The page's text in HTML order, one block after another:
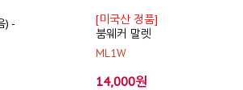
) -
[미국산 정품]
붐웨커 말렛
ML1W
14,000원